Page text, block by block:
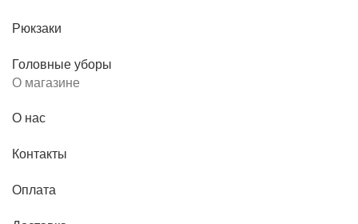
Рюкзаки
Головные уборы
О магазине
О нас
Контакты
Оплата